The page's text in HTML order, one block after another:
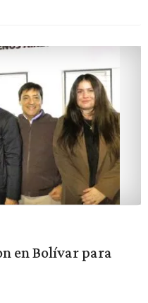
en Bolívar para